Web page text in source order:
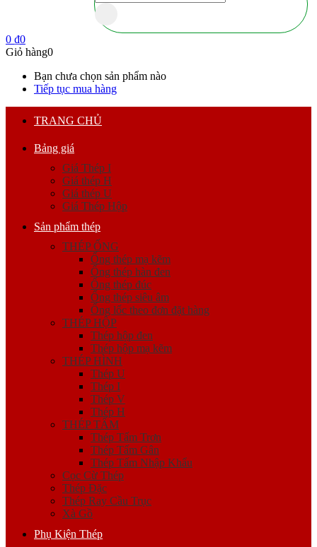
0 ₫0
Giỏ hàng0
Bạn chưa chọn sản phẩm nào
Tiếp tục mua hàng
TRANG CHỦ
Bảng giá
Giá Thép I
Giá thép H
Giá thép U
Giá Thép Hộp
Sản phẩm thép
THÉP ỐNG
Ống thép mạ kẽm
Ống thép hàn đen
Ống thép đúc
Ống thép siêu âm
Ống lốc theo đơn đặt hàng
THÉP HỘP
Thép hộp đen
Thép hộp mạ kẽm
THÉP HÌNH
Thép U
Thép I
Thép V
Thép H
THÉP TẤM
Thép Tấm Trơn
Thép Tấm Gân
Thép Tấm Nhập Khẩu
Cọc Cừ Thép
Thép Đặc
Thép Ray Cầu Trục
Xà Gồ
Phụ Kiện Thép